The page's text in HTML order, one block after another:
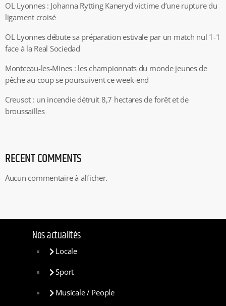
OL Lyonnes : Johanna Rytting Kaneryd victime d’une rupture du
ligament croisé
OL Lyonnes débute sa préparation estivale par un match nul 1-1
face à la Real Sociedad
Montceau-les-Mines : les championnats du monde jeunes de
pêche au coup se poursuivent ce week-end
Creusot : un incendie détruit 8,7 hectares de forêt et de
broussailles
RECENT COMMENTS
Aucun commentaire à afficher.
Nos actualités
Locale
Sport
Musicale / People